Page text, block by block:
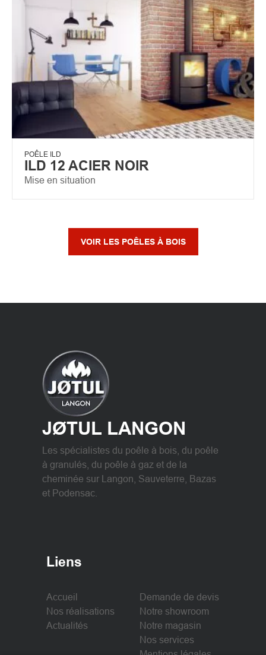
POÊLE ILD
ILD 12 ACIER NOIR
Mise en situation
VOIR LES POÊLES À BOIS
JØTUL LANGON
Les spécialistes du poêle à bois, du poêle
à granulés, du poêle à gaz et de la
cheminée sur Langon, Sauveterre, Bazas
et Podensac.
Liens
Accueil
Nos réalisations
Actualités
Demande de devis
Notre showroom
Notre magasin
Nos services